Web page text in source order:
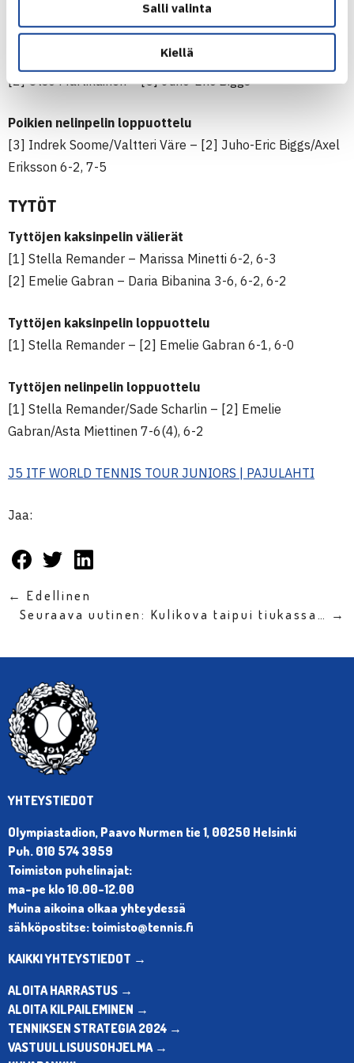
Salli valinta
Kiellä
[2] Otso Martikainen – Felix Alopaeus WO
Poikien kaksinpelin loppuottelu, sunnuntaina 10.00
[2] Otso Martikainen – [5] Juho-Eric Biggs
Poikien nelinpelin loppuottelu
[3] Indrek Soome/Valtteri Väre – [2] Juho-Eric Biggs/Axel
Eriksson 6-2, 7-5
TYTÖT
Tyttöjen kaksinpelin välierät
[1] Stella Remander – Marissa Minetti 6-2, 6-3
[2] Emelie Gabran – Daria Bibanina 3-6, 6-2, 6-2
Tyttöjen kaksinpelin loppuottelu
[1] Stella Remander – [2] Emelie Gabran 6-1, 6-0
Tyttöjen nelinpelin loppuottelu
[1] Stella Remander/Sade Scharlin – [2] Emelie
Gabran/Asta Miettinen 7-6(4), 6-2
J5 ITF WORLD TENNIS TOUR JUNIORS | PAJULAHTI
Jaa:
← Edellinen
Seuraava uutinen: Kulikova taipui tiukassa… →
YHTEYSTIEDOT
Olympiastadion, Paavo Nurmen tie 1, 00250 Helsinki
Puh. 010 574 3959
Toimiston puhelinajat:
ma-pe klo 10.00-12.00
Muina aikoina olkaa yhteydessä
sähköpostitse: toimisto@tennis.fi
KAIKKI YHTEYSTIEDOT →
ALOITA HARRASTUS →
ALOITA KILPAILEMINEN →
TENNIKSEN STRATEGIA 2024 →
VASTUULLISUUSOHJELMA →